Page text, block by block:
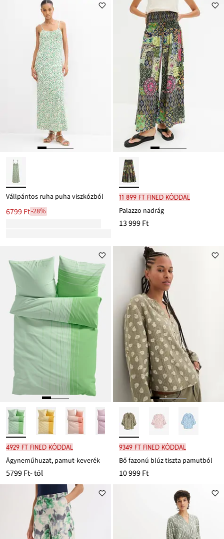
Vállpántos ruha puha viszkózból
6799 Ft-28%
11 899 Ft FINED kóddal
Palazzo nadrág
13 999 Ft
4929 Ft FINED kóddal
Ágyneműhuzat, pamut-keverék
5799 Ft- tól
9349 Ft FINED kóddal
Bő fazonú blúz tiszta pamutból
10 999 Ft